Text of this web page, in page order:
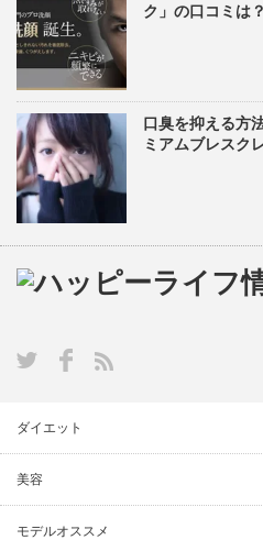
ク」の口コミは？
口臭を抑える方
ミアムブレスク
ダイエット
美容
モデルオススメ